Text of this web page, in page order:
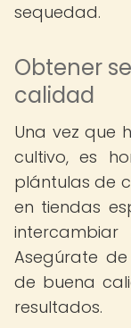
sequedad.
Obtener
calidad
Una vez que
cultivo, es
plántulas de
en tiendas
intercambiar
Asegúrate
de buena
resultados.